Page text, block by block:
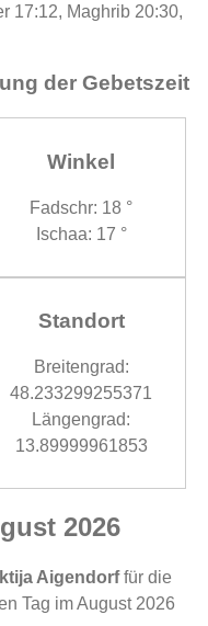
17:12, Maghrib 20:30,
der Gebetszeit
Winkel
Fadschr: 18 °
Ischaa: 17 °
Standort
Breitengrad:
48.233299255371
Längengrad:
13.89999961853
2026
Aigendorffür die
Tag im August 2026